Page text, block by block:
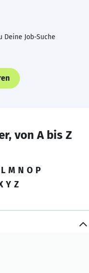
Job-Suche
von A bis Z
L M N O P
Y Z